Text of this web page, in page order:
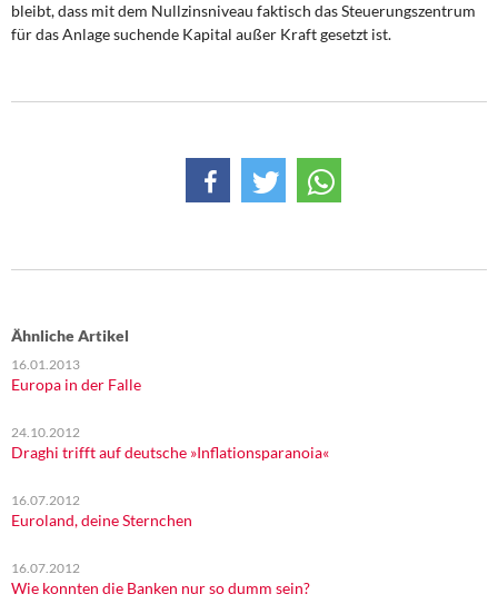
bleibt, dass mit dem Nullzinsniveau faktisch das Steuerungszentrum
für das Anlage suchende Kapital außer Kraft gesetzt ist.
Ähnliche Artikel
16.01.2013
Europa in der Falle
24.10.2012
Draghi trifft auf deutsche »Inflationsparanoia«
16.07.2012
Euroland, deine Sternchen
16.07.2012
Wie konnten die Banken nur so dumm sein?